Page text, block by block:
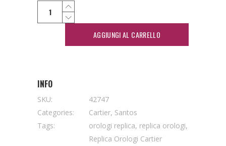
AGGIUNGI AL CARRELLO
INFO
SKU:
42747
Categories:
Cartier, Santos
Tags:
orologi replica, replica orologi,
Replica Orologi Cartier